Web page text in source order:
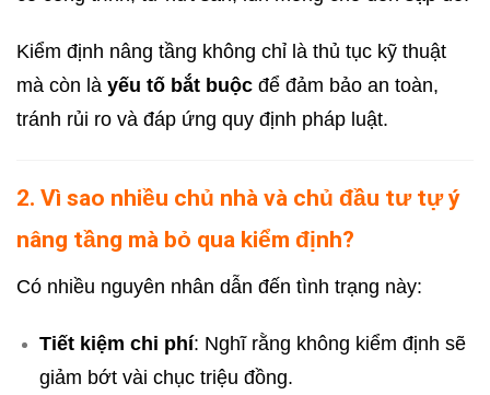
Kiểm định nâng tầng không chỉ là thủ tục kỹ thuật
mà còn là yếu tố bắt buộc để đảm bảo an toàn,
tránh rủi ro và đáp ứng quy định pháp luật.
2. Vì sao nhiều chủ nhà và chủ đầu tư tự ý
nâng tầng mà bỏ qua kiểm định?
Có nhiều nguyên nhân dẫn đến tình trạng này:
Tiết kiệm chi phí: Nghĩ rằng không kiểm định sẽ
giảm bớt vài chục triệu đồng.